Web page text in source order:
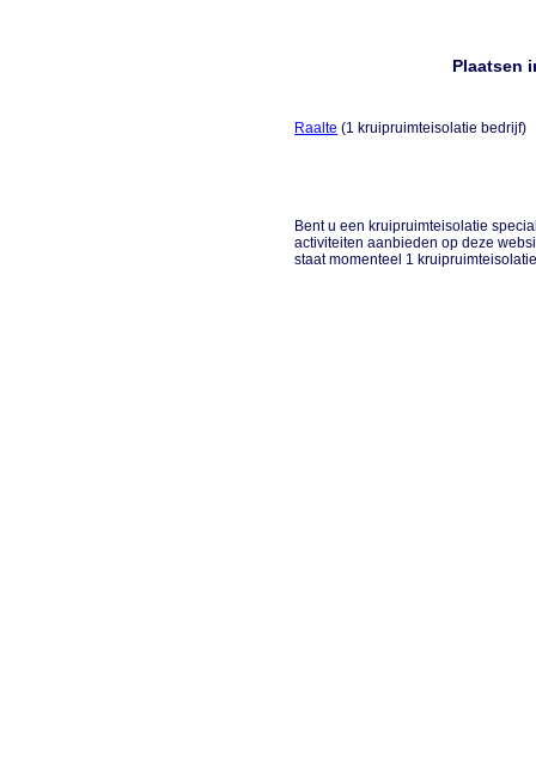
Plaatsen
Raalte (1 kruipruimteisolatie bedrijf)
Bent u een kruipruimteisolatie
activiteiten aanbieden op deze
staat momenteel 1